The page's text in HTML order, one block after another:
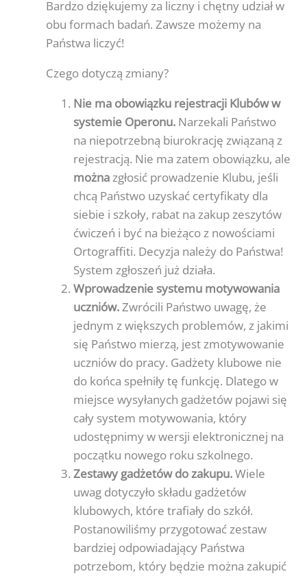
Bardzo dziękujemy za liczny i chętny udział w
obu formach badań. Zawsze możemy na
Państwa liczyć!
Czego dotyczą zmiany?
Nie ma obowiązku rejestracji Klubów w
systemie Operonu. Narzekali Państwo
na niepotrzebną biurokrację związaną z
rejestracją. Nie ma zatem obowiązku, ale
możnazgłosić prowadzenie Klubu, jeśli
chcą Państwo uzyskać certyfikaty dla
siebie i szkoły, rabat na zakup zeszytów
ćwiczeń i być na bieżąco z nowościami
Ortograffiti. Decyzja należy do Państwa!
System zgłoszeń już działa.
Wprowadzenie systemu motywowania
uczniów.Zwrócili Państwo uwagę, że
jednym z większych problemów, z jakimi
się Państwo mierzą, jest zmotywowanie
uczniów do pracy. Gadżety klubowe nie
do końca spełniły tę funkcję. Dlatego w
miejsce wysyłanych gadżetów pojawi się
cały system motywowania, który
udostępnimy w wersji elektronicznej na
początku nowego roku szkolnego.
Zestawy gadżetów do zakupu.Wiele
uwag dotyczyło składu gadżetów
klubowych, które trafiały do szkół.
Postanowiliśmy przygotować zestaw
bardziej odpowiadający Państwa
potrzebom, który będzie można zakupić